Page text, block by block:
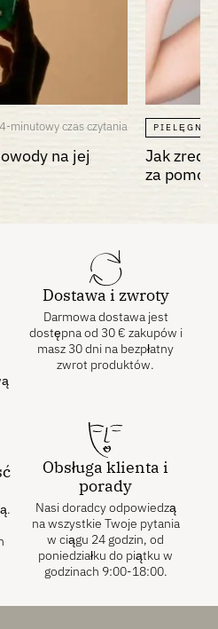
4-minutowy czas czytania
na jej
Jak
za
Dostawa i zwroty
Darmowa dostawa jest
dostępna od 30 € zakupów i
masz 30 dni na bezpłatny
zwrot produktów.
Obsługa klienta i
porady
Nasi doradcy odpowiedzą
na wszystkie Twoje pytania
w ciągu 24 godzin, od
poniedziałku do piątku w
godzinach 9:00-18:00.